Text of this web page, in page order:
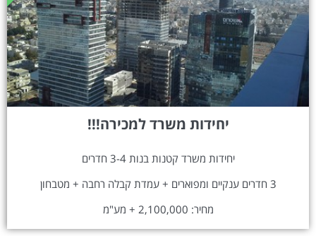
יחידות משרד למכירה!!!
יחידות משרד קטנות בנות 3-4 חדרים
3 חדרים ענקיים ומפוארים + עמדת קבלה רחבה + מטבחון
מחיר: 2,100,000 + מע"מ